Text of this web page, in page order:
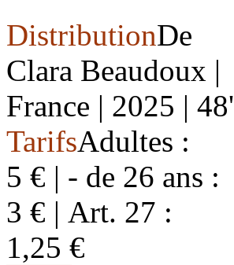
DistributionDe
Clara Beaudoux |
France | 2025 | 48'
TarifsAdultes :
5 € | - de 26 ans :
3 € | Art. 27 :
1,25 €